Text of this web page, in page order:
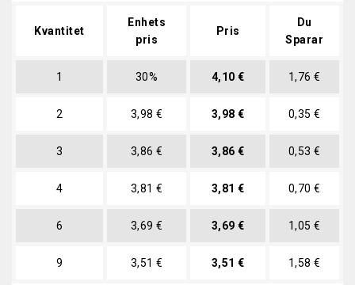
Kvantitet
Enhets
pris
Pris
Du
Sparar
1 30% 4,10 € 1,76 €
2 3,98 € 3,98 € 0,35 €
3 3,86 € 3,86 € 0,53 €
4 3,81 € 3,81 € 0,70 €
6 3,69 € 3,69 € 1,05 €
9 3,51 € 3,51 € 1,58 €